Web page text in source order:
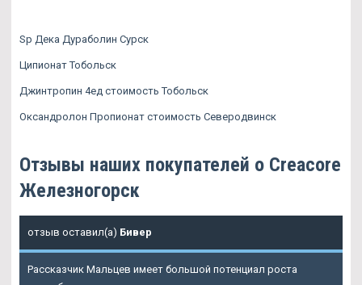
Sp Дека Дураболин Сурск
Ципионат Тобольск
Джинтропин 4ед стоимость Тобольск
Оксандролон Пропионат стоимость Северодвинск
Отзывы наших покупателей о Creacore
Железногорск
отзыв оставил(а) Бивер
Рассказчик Мальцев имеет большой потенциал роста